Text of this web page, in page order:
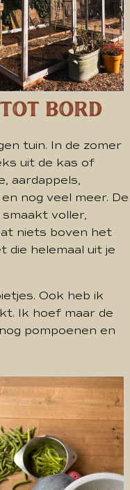
tot Bord
tuin. In de zomer
uit de kas of
aardappels,
nog veel meer. De
voller,
niets boven het
die helemaal uit je
Ook heb ik
Ik hoef maar de
pompoenen en